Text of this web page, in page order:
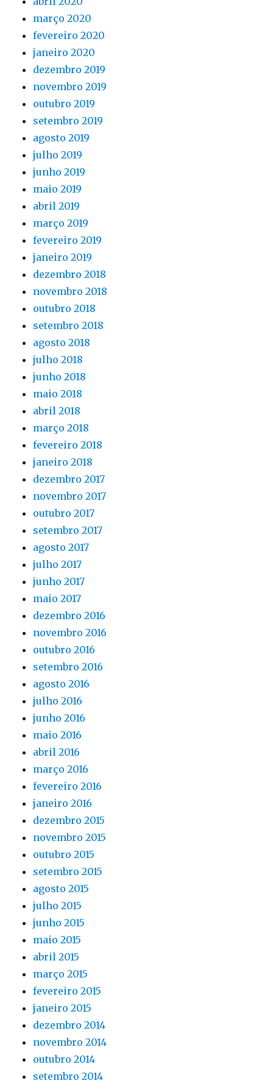
março 2020
fevereiro 2020
janeiro 2020
dezembro 2019
novembro 2019
outubro 2019
setembro 2019
agosto 2019
julho 2019
junho 2019
maio 2019
abril 2019
março 2019
fevereiro 2019
janeiro 2019
dezembro 2018
novembro 2018
outubro 2018
setembro 2018
agosto 2018
julho 2018
junho 2018
maio 2018
abril 2018
março 2018
fevereiro 2018
janeiro 2018
dezembro 2017
novembro 2017
outubro 2017
setembro 2017
agosto 2017
julho 2017
junho 2017
maio 2017
dezembro 2016
novembro 2016
outubro 2016
setembro 2016
agosto 2016
julho 2016
junho 2016
maio 2016
abril 2016
março 2016
fevereiro 2016
janeiro 2016
dezembro 2015
novembro 2015
outubro 2015
setembro 2015
agosto 2015
julho 2015
junho 2015
maio 2015
abril 2015
março 2015
fevereiro 2015
janeiro 2015
dezembro 2014
novembro 2014
outubro 2014
setembro 2014